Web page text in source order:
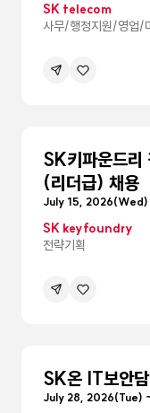
SK telecom
사무/행정지원/영업/
공유하기관심공고등록
SK키파운드리
(리더급) 채용
July 15,
SK keyfoundry
전략기획
공유하기관심공고등록
SK온 IT보안
July 28, 2026(Tue)